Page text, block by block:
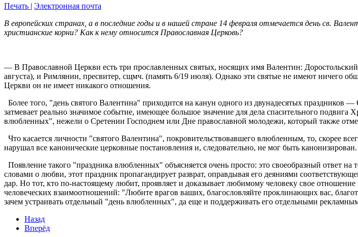
Печать | Электронная почта
В европейских странах, а в последние годы и в нашей стране 14 февраля отмечается день св.
христианские корни? Как к нему относится Православная Церковь?
— В Православной Церкви есть три прославленных святых, носящих имя Валентин:
августа), и Римлянин, пресвитер, сщмч. (память 6/19 июля). Однако эти святые не имеют ничего
Церкви он не имеет никакого отношения.
Более того, "день святого Валентина" приходится на канун одного из двунадесятых
затмевает реально значимое событие, имеющее большое значение для дела спасительного
влюбленных", нежели о Сретении Господнем или Дне православной молодежи, который также
Что касается личности "святого Валентина", покровительствовавшего влюбленным, то, скорее
нарушал все канонические церковные постановления и, следовательно, не мог быть канонизирован.
Появление такого "праздника влюбленных" объясняется очень просто: это своеобразный ответ
словами о любви, этот праздник пропагандирует разврат, оправдывая его деяниями
дар. Но тот, кто по-настоящему любит, проявляет и доказывает любимому человеку свое
человеческих взаимоотношений: "Любите врагов ваших, благословляйте проклинающих вас,
зачем устраивать отдельный "день влюбленных", да еще и поддерживать его отдельными
Назад
Вперёд